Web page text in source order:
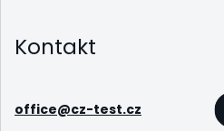
Kontakt
office@cz-test.cz